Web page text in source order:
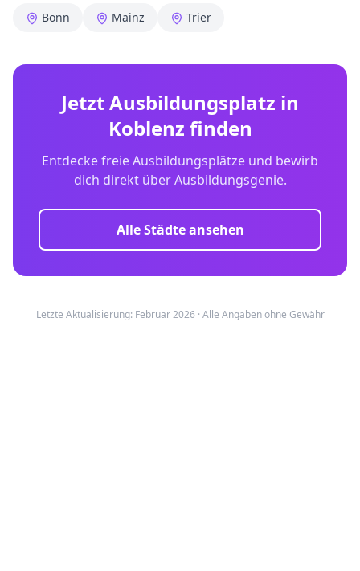
Bonn Mainz Trier
Jetzt Ausbildungsplatz in
Koblenz finden
Entdecke freie Ausbildungsplätze und bewirb
dich direkt über Ausbildungsgenie.
Alle Städte ansehen
Letzte Aktualisierung: Februar 2026 · Alle Angaben ohne Gewähr